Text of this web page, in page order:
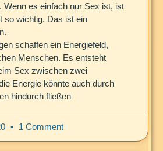
Wenn es einfach nur Sex ist, ist
so wichtig. Das ist ein
schaffen ein Energiefeld,
Menschen. Es entsteht
Sex zwischen zwei
Energie könnte auch durch
hindurch fließen
1 Comment